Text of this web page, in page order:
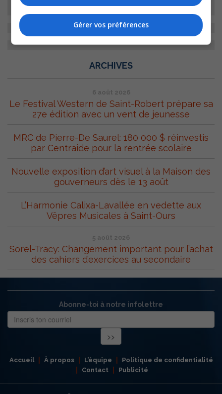
ARCHIVES
6 août 2026
Le Festival Western de Saint-Robert prépare sa
27e édition avec un vent de jeunesse
MRC de Pierre-De Saurel: 180 000 $ réinvestis
par Centraide pour la rentrée scolaire
Nouvelle exposition d’art visuel à la Maison des
gouverneurs dès le 13 août
L’Harmonie Calixa-Lavallée en vedette aux
Vêpres Musicales à Saint-Ours
5 août 2026
Sorel-Tracy: Changement important pour l’achat
des cahiers d’exercices au secondaire
Abonne-toi à notre infolettre
Accueil À propos L’équipe
Politique de confidentialité
Contact
Publicité
Gérer vos préférences